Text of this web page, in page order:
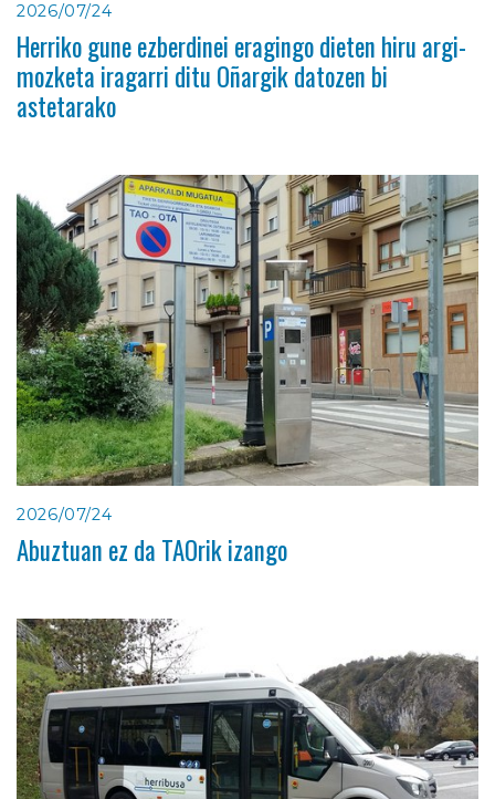
2026/07/24
Herriko gune ezberdinei eragingo dieten hiru argi-
mozketa iragarri ditu Oñargik datozen bi
astetarako
2026/07/24
Abuztuan ez da TAOrik izango